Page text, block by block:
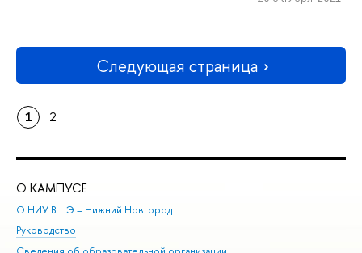
Следующая страница
1 2
О КАМПУСЕ
О НИУ ВШЭ – Нижний Новгород
Руководство